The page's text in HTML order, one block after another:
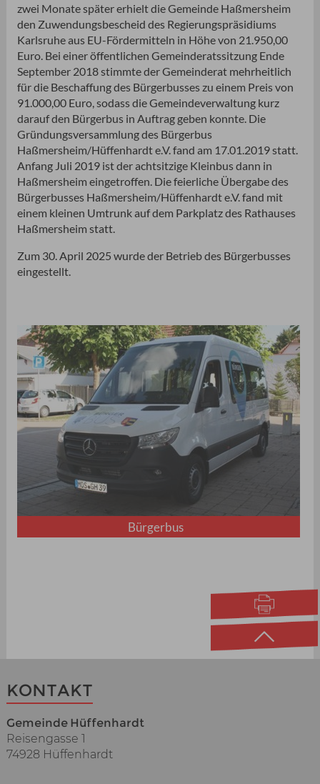
zwei Monate später erhielt die Gemeinde Haßmersheim
den Zuwendungsbescheid des Regierungspräsidiums
Karlsruhe aus EU-Fördermitteln in Höhe von 21.950,00
Euro. Bei einer öffentlichen Gemeinderatssitzung Ende
September 2018 stimmte der Gemeinderat mehrheitlich
für die Beschaffung des Bürgerbusses zu einem Preis von
91.000,00 Euro, sodass die Gemeindeverwaltung kurz
darauf den Bürgerbus in Auftrag geben konnte. Die
Gründungsversammlung des Bürgerbus
Haßmersheim/Hüffenhardt e.V. fand am 17.01.2019 statt.
Anfang Juli 2019 ist der achtsitzige Kleinbus dann in
Haßmersheim eingetroffen. Die feierliche Übergabe des
Bürgerbusses Haßmersheim/Hüffenhardt e.V. fand mit
einem kleinen Umtrunk auf dem Parkplatz des Rathauses
Haßmersheim statt.
Zum 30. April 2025 wurde der Betrieb des Bürgerbusses
eingestellt.
Bürgerbus
KONTAKT
Gemeinde Hüffenhardt
Reisengasse 1
74928 Hüffenhardt